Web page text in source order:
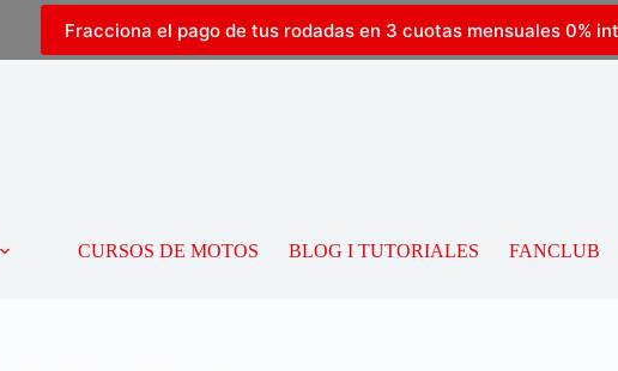
Fracciona el pago de tus rodadas en 3 cuotas mensuales 0%
CURSOS DE MOTOS BLOG I TUTORIALES FANCLUB